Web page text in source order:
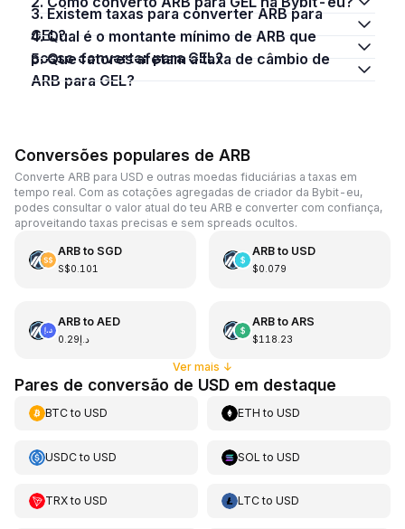
3. Existem taxas para converter ARB para
GEL?
4. Qual é o montante mínimo de ARB que
posso converter para GEL?
5. Que fatores afetam a taxa de câmbio de
ARB para GEL?
Conversões populares de ARB
Converte ARB para USD e outras moedas fiduciárias a taxas em
tempo real. Com as cotações agregadas de criador da Bybit-eu,
podes consultar o valor atual do teu ARB e converter com confiança,
aproveitando taxas precisas e sem spreads ocultos.
ARBto SGD
S$0.101
ARBto USD
$0.079
ARBto AED
د.إ0.29
ARBto ARS
$118.23
Ver mais ↓
Pares de conversão de USD em destaque
BTCto USD ETH toUSD
USDCto USD SOL toUSD
TRXto USD LTCtoUSD